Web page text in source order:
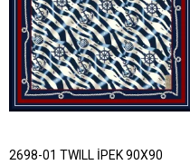
2698-01 TWILL İPEK 90X90